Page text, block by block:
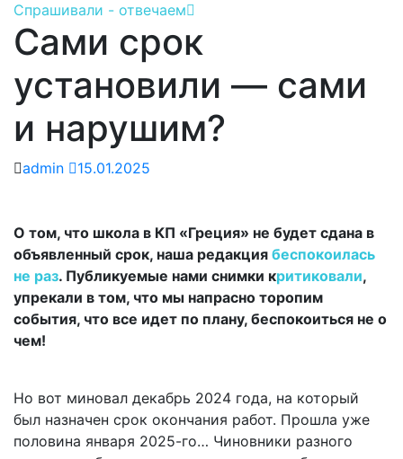
Спрашивали - отвечаем
Сами срок
установили — сами
и нарушим?
admin 15.01.2025
О том, что школа в КП «Греция» не будет сдана в
объявленный срок, наша редакция беспокоилась
не раз. Публикуемые нами снимки критиковали,
упрекали в том, что мы напрасно торопим
события, что все идет по плану, беспокоиться не о
чем!
Но вот миновал декабрь 2024 года, на который
был назначен срок окончания работ. Прошла уже
половина января 2025-го… Чиновники разного